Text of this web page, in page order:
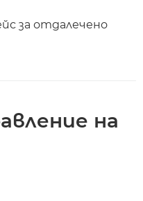
за отдалечено
на